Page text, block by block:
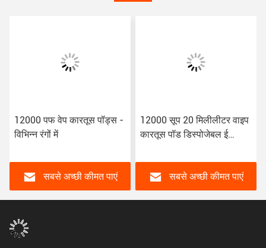
12000 पफ वेप कारतूस पॉड्स -
विभिन्न रंगों में
सबसे अच्छी कीमत पाएं
12000 सूप 20 मिलीलीटर वाइप
कारतूस पॉड डिस्पोजेबल ई
सबसे अच्छी कीमत पाएं